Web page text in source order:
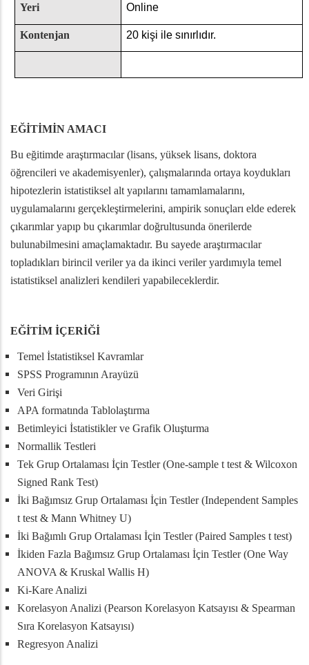
Yeri Online
Kontenjan 20 kişi ile sınırlıdır.
EĞİTİMİN AMACI
Bu eğitimde araştırmacılar (lisans, yüksek lisans, doktora
öğrencileri ve akademisyenler), çalışmalarında ortaya koydukları
hipotezlerin istatistiksel alt yapılarını tamamlamalarını,
uygulamalarını gerçekleştirmelerini, ampirik sonuçları elde ederek
çıkarımlar yapıp bu çıkarımlar doğrultusunda önerilerde
bulunabilmesini amaçlamaktadır. Bu sayede araştırmacılar
topladıkları birincil veriler ya da ikinci veriler yardımıyla temel
istatistiksel analizleri kendileri yapabileceklerdir.
EĞİTİM İÇERİĞİ
Temel İstatistiksel Kavramlar
SPSS Programının Arayüzü
Veri Girişi
APA formatında Tablolaştırma
Betimleyici İstatistikler ve Grafik Oluşturma
Normallik Testleri
Tek Grup Ortalaması İçin Testler (One-sample t test & Wilcoxon
Signed Rank Test)
İki Bağımsız Grup Ortalaması İçin Testler (Independent Samples
t test & Mann Whitney U)
İki Bağımlı Grup Ortalaması İçin Testler (Paired Samples t test)
İkiden Fazla Bağımsız Grup Ortalaması İçin Testler (One Way
ANOVA & Kruskal Wallis H)
Ki-Kare Analizi
Korelasyon Analizi (Pearson Korelasyon Katsayısı & Spearman
Sıra Korelasyon Katsayısı)
Regresyon Analizi